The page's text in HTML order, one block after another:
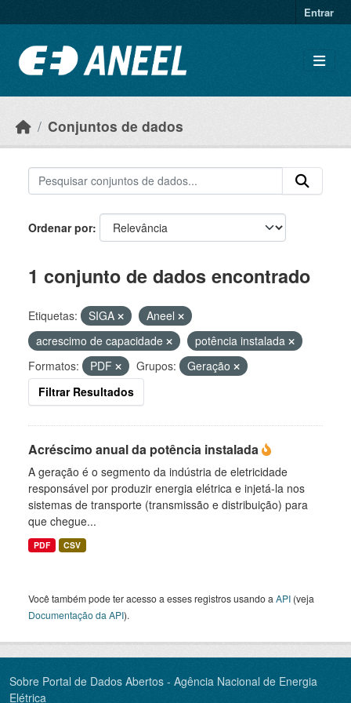
Entrar
Conjuntos de dados
Ordenar por
1 conjunto de dados encontrado
Etiquetas: SIGA
Aneel
acrescimo de capacidade
potência instalada
Formatos:
PDF Grupos:
Geração
Filtrar Resultados
Acréscimo anual da potência instalada
A geração é o segmento da indústria de eletricidade
responsável por produzir energia elétrica e injetá-la nos
sistemas de transporte (transmissão e distribuição) para
que chegue...
PDF CSV
Você também pode ter acesso a esses registros usando a API (veja
Documentação da API).
Sobre Portal de Dados Abertos - Agência Nacional de Energia
Elétrica